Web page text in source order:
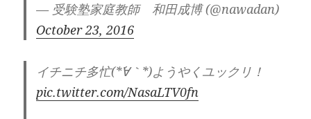
— 受験塾家庭教師 和田成博 (@nawadan)
October 23, 2016
イチニチ多忙(*´∀｀*)ようやくユックリ！
pic.twitter.com/NasaLTV0fn